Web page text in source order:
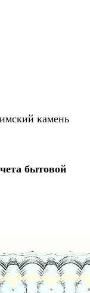
камень
бытовой